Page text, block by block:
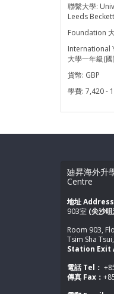
聯繫大學:
Leeds
Foundation
International
大學一年級(
貨幣: GBP
學費:7,420 -
廸昇海外升
Centre
地址 Address
903室 (尖沙
Room 903,
Tsim Sha
Station Exit
電話 Tel：
傳真 Fax：